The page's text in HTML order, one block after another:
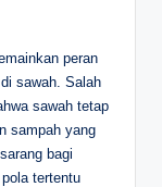
peran
sawah. Salah
sawah tetap
sampah yang
bagi
tertentu